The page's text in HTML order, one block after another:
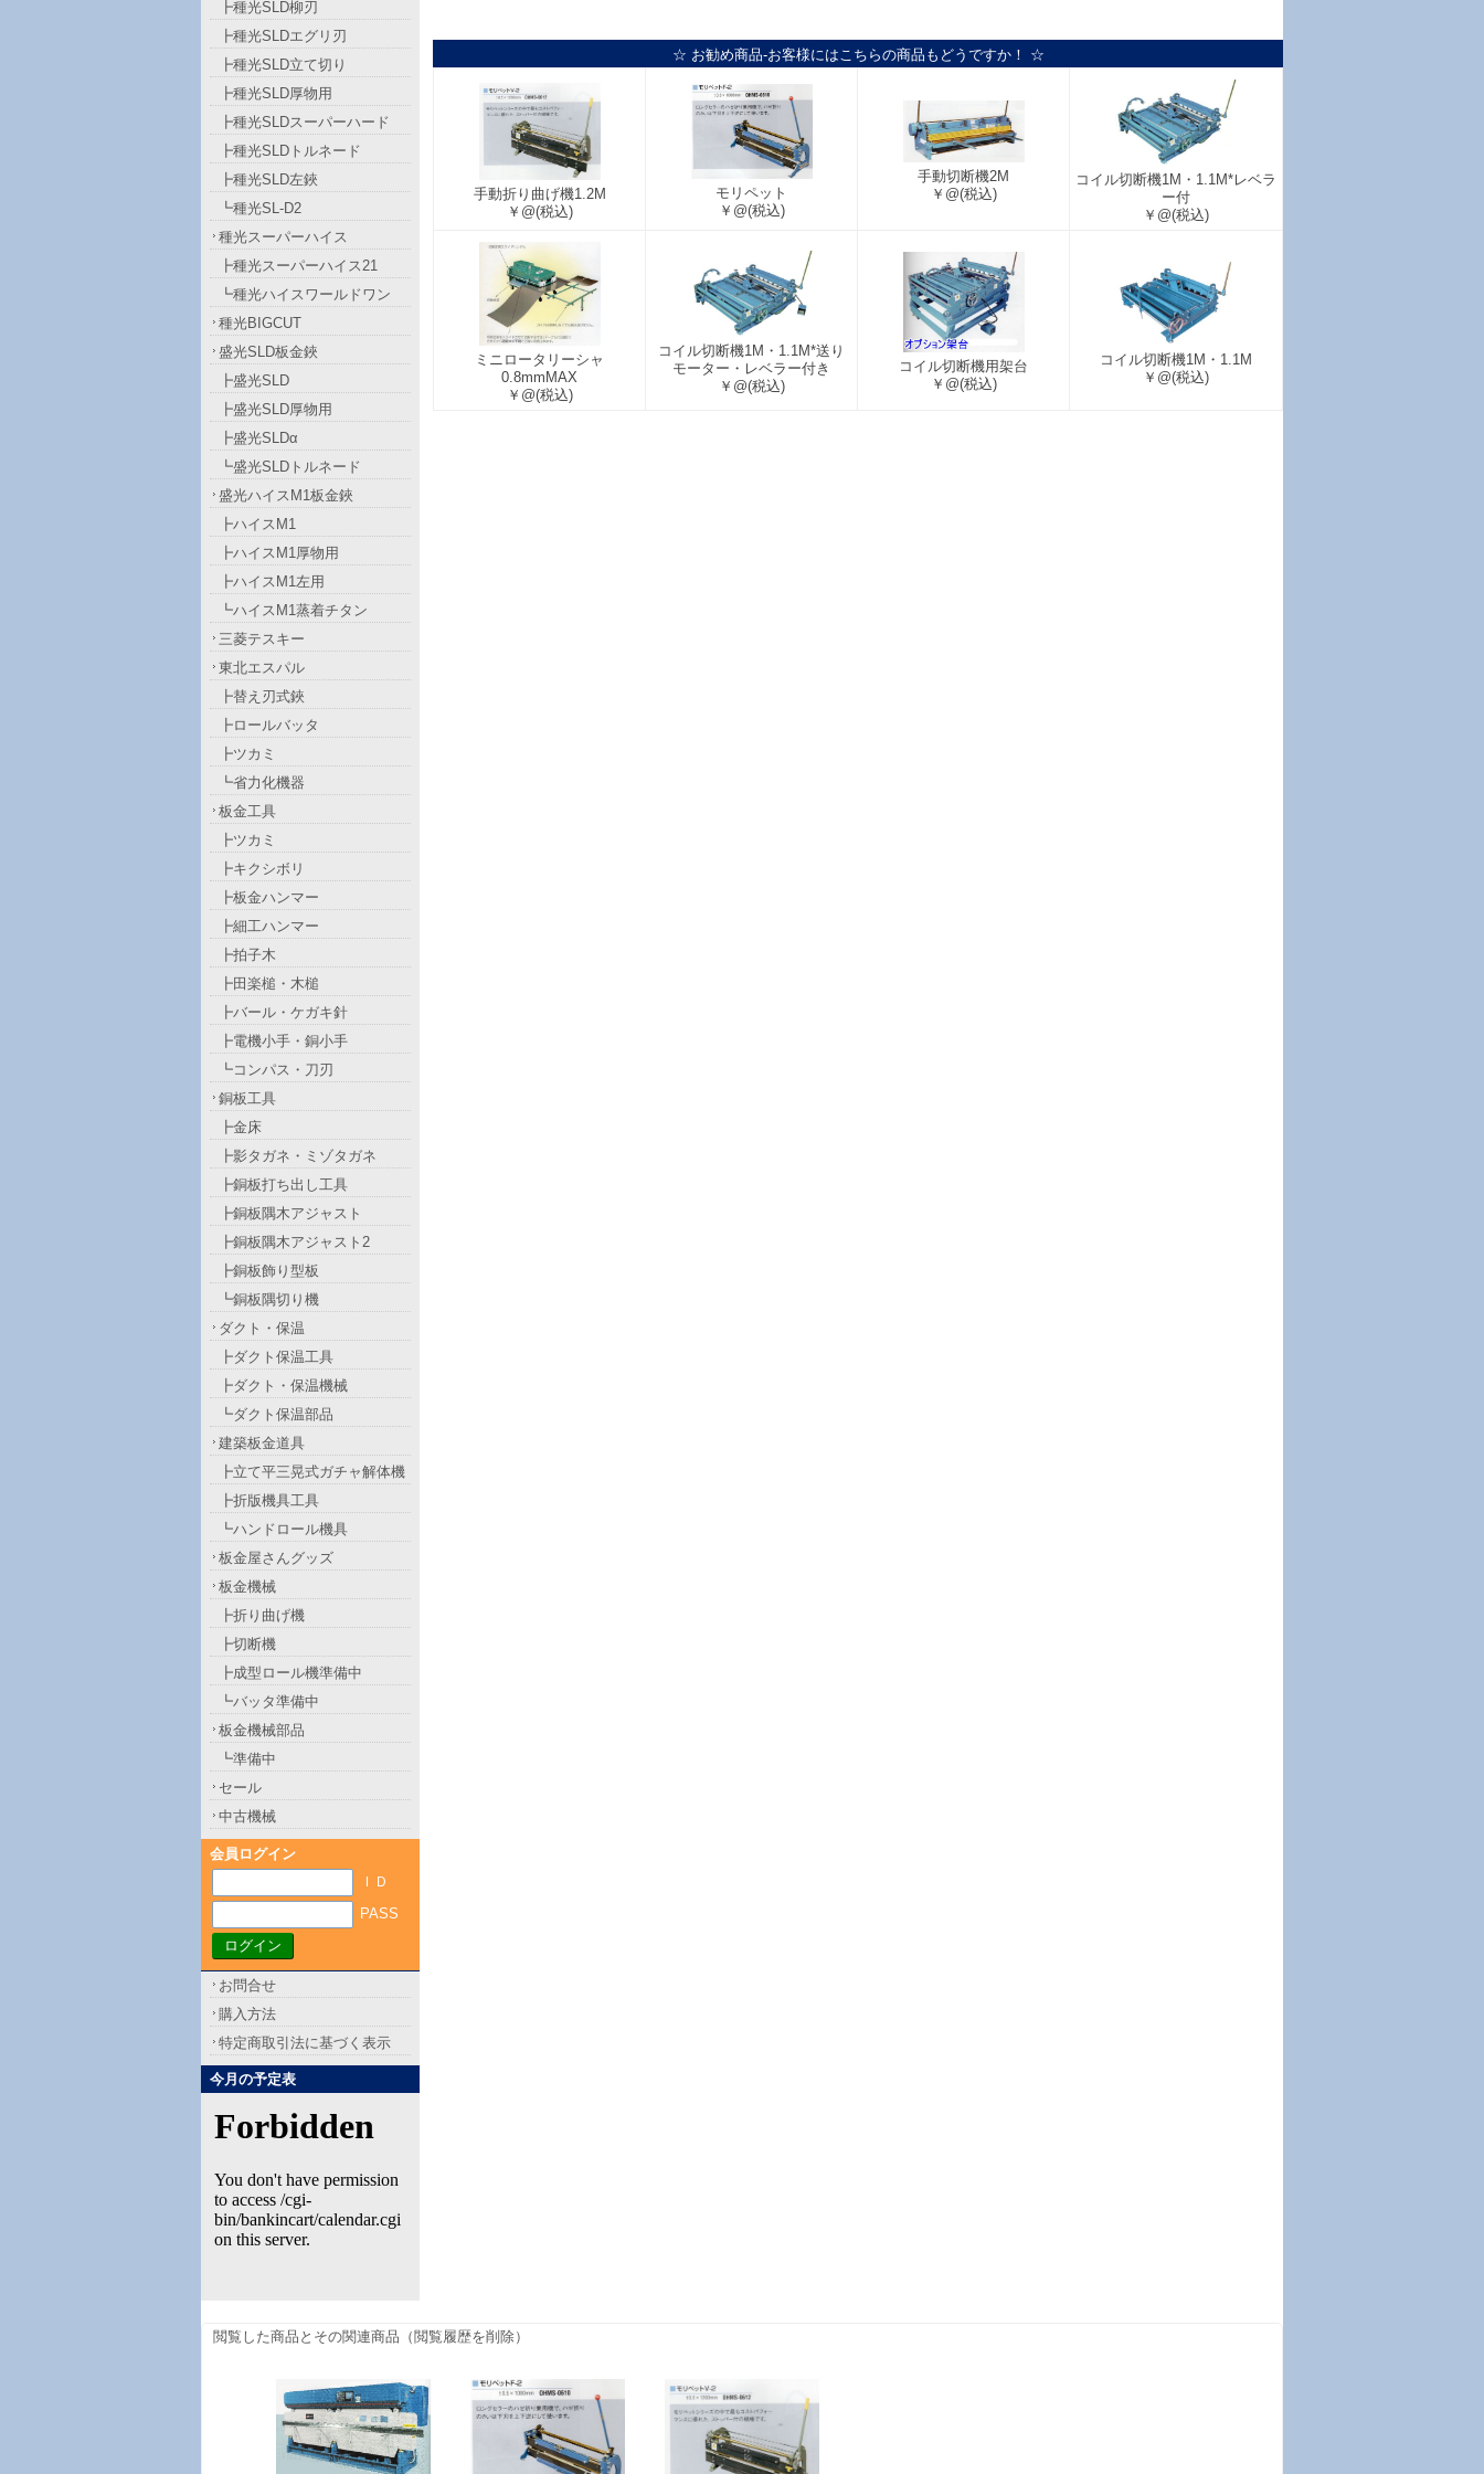
☆ お勧め商品-お客様にはこちらの商品もどうですか！ ☆
手動折り曲げ機1.2M
￥@(税込)
モリペット
￥@(税込)
手動切断機2M
￥@(税込)
コイル切断機1M・1.1M*レベラ
ー付
￥@(税込)
ミニロータリーシャ
0.8mmMAX
￥@(税込)
コイル切断機1M・1.1M*送り
モーター・レベラー付き
￥@(税込)
コイル切断機用架台
￥@(税込)
コイル切断機1M・1.1M
￥@(税込)
┣種光SLD柳刃
┣種光SLDエグリ刃
┣種光SLD立て切り
┣種光SLD厚物用
┣種光SLDスーパーハード
┣種光SLDトルネード
┣種光SLD左鋏
┗種光SL-D2
種光スーパーハイス
┣種光スーパーハイス21
┗種光ハイスワールドワン
種光BIGCUT
盛光SLD板金鋏
┣盛光SLD
┣盛光SLD厚物用
┣盛光SLDα
┗盛光SLDトルネード
盛光ハイスM1板金鋏
┣ハイスM1
┣ハイスM1厚物用
┣ハイスM1左用
┗ハイスM1蒸着チタン
三菱テスキー
東北エスパル
┣替え刃式鋏
┣ロールバッタ
┣ツカミ
┗省力化機器
板金工具
┣ツカミ
┣キクシボリ
┣板金ハンマー
┣細工ハンマー
┣拍子木
┣田楽槌・木槌
┣バール・ケガキ針
┣電機小手・銅小手
┗コンパス・刀刃
銅板工具
┣金床
┣影タガネ・ミゾタガネ
┣銅板打ち出し工具
┣銅板隅木アジャスト
┣銅板隅木アジャスト2
┣銅板飾り型板
┗銅板隅切り機
ダクト・保温
┣ダクト保温工具
┣ダクト・保温機械
┗ダクト保温部品
建築板金道具
┣立て平三晃式ガチャ解体機
┣折版機具工具
┗ハンドロール機具
板金屋さんグッズ
板金機械
┣折り曲げ機
┣切断機
┣成型ロール機準備中
┗バッタ準備中
板金機械部品
┗準備中
セール
中古機械
会員ログイン
ＩＤ
PASS
お問合せ
購入方法
特定商取引法に基づく表示
今月の予定表